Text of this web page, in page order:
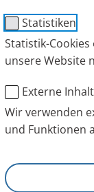
Statistiken
Statistik-
unsere Website
Externe
Wir verwenden
und Funktionen